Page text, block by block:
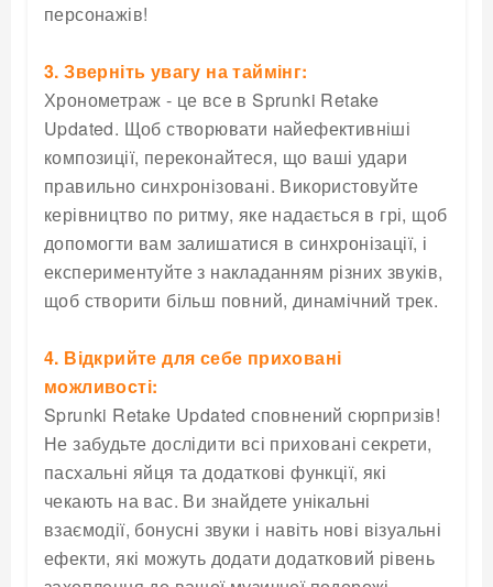
персонажів!
3. Зверніть увагу на таймінг:
Хронометраж - це все в Sprunki Retake
Updated. Щоб створювати найефективніші
композиції, переконайтеся, що ваші удари
правильно синхронізовані. Використовуйте
керівництво по ритму, яке надається в грі, щоб
допомогти вам залишатися в синхронізації, і
експериментуйте з накладанням різних звуків,
щоб створити більш повний, динамічний трек.
4. Відкрийте для себе приховані
можливості:
Sprunki Retake Updated сповнений сюрпризів!
Не забудьте дослідити всі приховані секрети,
пасхальні яйця та додаткові функції, які
чекають на вас. Ви знайдете унікальні
взаємодії, бонусні звуки і навіть нові візуальні
ефекти, які можуть додати додатковий рівень